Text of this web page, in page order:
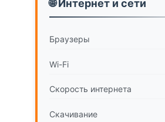
🌐 Интернет и сети
Браузеры
Wi-Fi
Скорость интернета
Скачивание